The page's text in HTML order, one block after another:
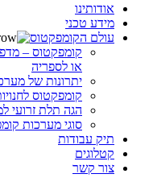
אודותינו
מידע טכני
עולם הקומפקטוס
קומפקטוס –
או לספריה
יתרונות של
קומפקטוס
הגה תלת זרועי
סוגי מערכות
תיק עבודות
קטלוגים
צור קשר